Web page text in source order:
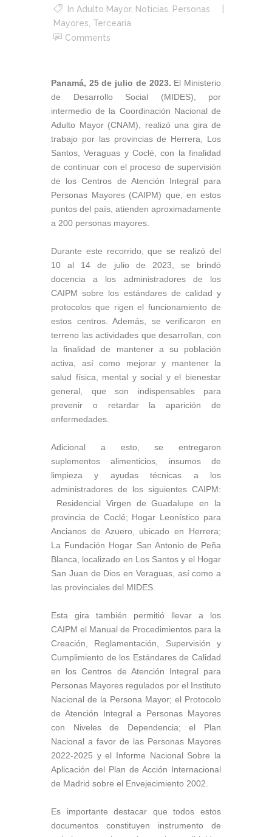
In Adulto Mayor, Noticias
Personas
Mayores Tercearia
Comments
Panamá, 25 de julio de 2023. El Ministerio
de Desarrollo Social (MIDES), por
intermedio de la Coordinación Nacional de
Adulto Mayor (CNAM), realizó una gira de
trabajo por las provincias de Herrera, Los
Santos, Veraguas y Coclé, con la finalidad
de continuar con el proceso de supervisión
de los Centros de Atención Integral para
Personas Mayores (CAIPM) que, en estos
puntos del país, atienden aproximadamente
a 200 personas mayores.
Durante este recorrido, que se realizó del
10 al 14 de julio de 2023, se brindó
docencia a los administradores de los
CAIPM sobre los estándares de calidad y
protocolos que rigen el funcionamiento de
estos centros. Además, se verificaron en
terreno las actividades que desarrollan, con
la finalidad de mantener a su población
activa, así como mejorar y mantener la
salud física, mental y social y el bienestar
general, que son indispensables para
prevenir o retardar la aparición de
enfermedades.
Adicional a esto, se entregaron
suplementos alimenticios, insumos de
limpieza y ayudas técnicas a los
administradores de los siguientes CAIPM:
Residencial Virgen de Guadalupe en la
provincia de Coclé; Hogar Leonístico para
Ancianos de Azuero, ubicado en Herrera;
La Fundación Hogar San Antonio de Peña
Blanca, localizado en Los Santos y el Hogar
San Juan de Dios en Veraguas, así como a
las provinciales del MIDES.
Esta gira también permitió llevar a los
CAIPM el Manual de Procedimientos para la
Creación, Reglamentación, Supervisión y
Cumplimiento de los Estándares de Calidad
en los Centros de Atención Integral para
Personas Mayores regulados por el Instituto
Nacional de la Persona Mayor; el Protocolo
de Atención Integral a Personas Mayores
con Niveles de Dependencia; el Plan
Nacional a favor de las Personas Mayores
2022-2025 y el Informe Nacional Sobre la
Aplicación del Plan de Acción Internacional
de Madrid sobre el Envejecimiento 2002.
Es importante destacar que todos estos
documentos constituyen instrumento de